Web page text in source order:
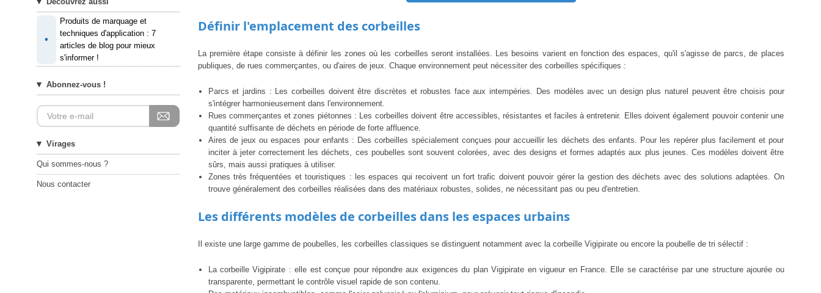
•
Produits de marquage et
techniques d'application : 7
articles de blog pour mieux
s'informer !
Abonnez-vous !
Virages
Qui sommes-nous ?
Nous contacter
Définir l'emplacement des corbeilles
La première étape consiste à définir les zones où les corbeilles seront installées. Les besoins varient en fonction des espaces, qu'il s'agisse de parcs, de places
publiques, de rues commerçantes, ou d'aires de jeux. Chaque environnement peut nécessiter des corbeilles spécifiques :
Parcs et jardins : Les corbeilles doivent être discrètes et robustes face aux intempéries. Des modèles avec un design plus naturel peuvent être choisis pour
s'intégrer harmonieusement dans l'environnement.
Rues commerçantes et zones piétonnes : Les corbeilles doivent être accessibles, résistantes et faciles à entretenir. Elles doivent également pouvoir contenir une
quantité suffisante de déchets en période de forte affluence.
Aires de jeux ou espaces pour enfants : Des corbeilles spécialement conçues pour accueillir les déchets des enfants. Pour les repérer plus facilement et pour
inciter à jeter correctement les déchets, ces poubelles sont souvent colorées, avec des designs et formes adaptés aux plus jeunes. Ces modèles doivent être
sûrs, mais aussi pratiques à utiliser.
Zones très fréquentées et touristiques : les espaces qui recoivent un fort trafic doivent pouvoir gérer la gestion des déchets avec des solutions adaptées. On
trouve généralement des corbeilles réalisées dans des matériaux robustes, solides, ne nécessitant pas ou peu d'entretien.
Les différents modèles de corbeilles dans les espaces urbains
Il existe une large gamme de poubelles, les corbeilles classiques se distinguent notamment avec la corbeille Vigipirate ou encore la poubelle de tri sélectif :
La corbeille Vigipirate : elle est conçue pour répondre aux exigences du plan Vigipirate en vigueur en France. Elle se caractérise par une structure ajourée ou
transparente, permettant le contrôle visuel rapide de son contenu.